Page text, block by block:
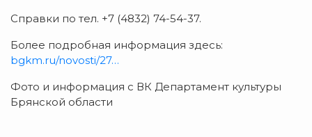
Справки по тел. +7 (4832) 74-54-37.
Более подробная информация здесь:
bgkm.ru/novosti/27…
Фото и информация с ВК Департамент культуры
Брянской области